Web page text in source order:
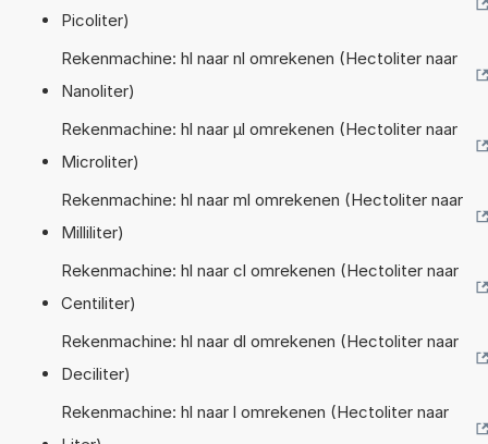
Picoliter)
Rekenmachine: hl naar nl omrekenen (Hectoliter naar
Nanoliter)
Rekenmachine: hl naar µl omrekenen (Hectoliter naar
Microliter)
Rekenmachine: hl naar ml omrekenen (Hectoliter naar
Milliliter)
Rekenmachine: hl naar cl omrekenen (Hectoliter naar
Centiliter)
Rekenmachine: hl naar dl omrekenen (Hectoliter naar
Deciliter)
Rekenmachine: hl naar l omrekenen (Hectoliter naar